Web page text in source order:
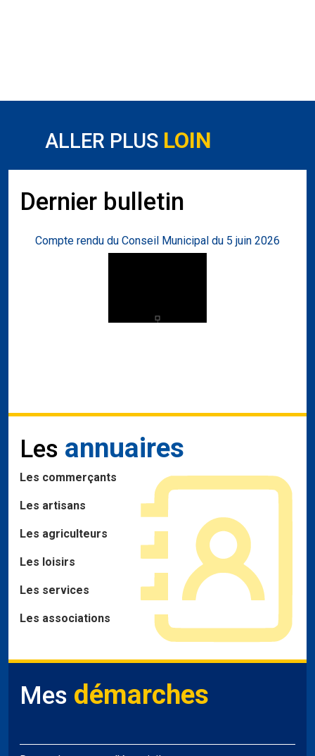
ALLER PLUS LOIN
Dernier bulletin
Compte rendu du Conseil Municipal du 5 juin 2026
Les annuaires
Les commerçants
Les artisans
Les agriculteurs
Les loisirs
Les services
Les associations
Mes démarches